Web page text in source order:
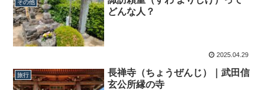
その他
どんな人？
2025.04.29
旅行
長禅寺（ちょうぜんじ）｜武田信
玄公所縁の寺